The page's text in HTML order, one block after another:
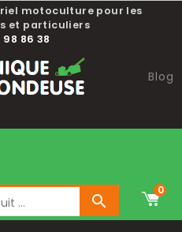
motoculture pour les
et particuliers
98 86 38
Blog

0